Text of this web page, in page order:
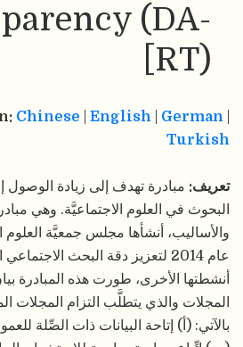
(DA-
RT)]
Chinese English German
Turkish
تعريف: مبادرة تهدف إلى زيادة الوصول
البحوث في العلوم الاجتماعيَّة. وهي
والأساليب، أنشأها مجلس جمعيَّة العلوم
عام 2014 لتعزيز دقة البحث
أنشطتها الأخرى، طورت هذه المبادرة
المجلات والذي يتطلَّب التزام المجلات
بالآتي: (أ) إتاحة البيانات ذات الصِّلة